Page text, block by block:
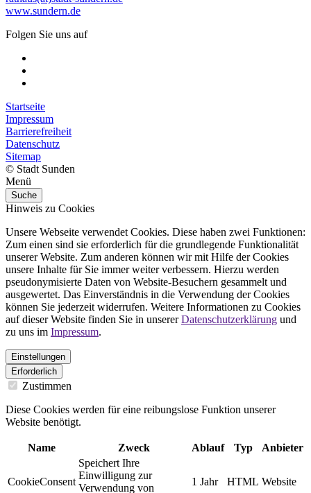
www.sundern.de
Folgen Sie uns auf
Startseite
Impressum
Barrierefreiheit
Datenschutz
Sitemap
© Stadt Sunden
Menü
Suche
Hinweis zu Cookies
Unsere Webseite verwendet Cookies. Diese haben zwei Funktionen:
Zum einen sind sie erforderlich für die grundlegende Funktionalität
unserer Website. Zum anderen können wir mit Hilfe der Cookies
unsere Inhalte für Sie immer weiter verbessern. Hierzu werden
pseudonymisierte Daten von Website-Besuchern gesammelt und
ausgewertet. Das Einverständnis in die Verwendung der Cookies
können Sie jederzeit widerrufen. Weitere Informationen zu Cookies
auf dieser Website finden Sie in unsererDatenschutzerklärung und
zu uns im Impressum.
Einstellungen
Erforderlich
Zustimmen
Diese Cookies werden für eine reibungslose Funktion unserer
Website benötigt.
Name Zweck Ablauf Typ Anbieter
CookieConsent
Speichert Ihre
Einwilligung zur
Verwendung von
1 Jahr HTML Website